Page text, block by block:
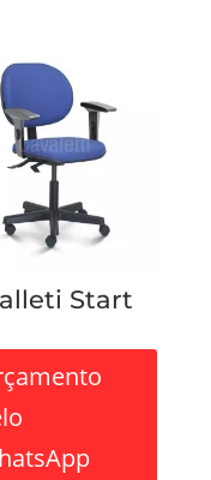
Start